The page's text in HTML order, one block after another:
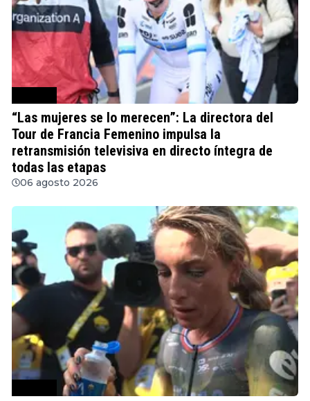
“Las mujeres se lo merecen”: La directora del
Tour de Francia Femenino impulsa la
retransmisión televisiva en directo íntegra de
todas las etapas
06 agosto 2026